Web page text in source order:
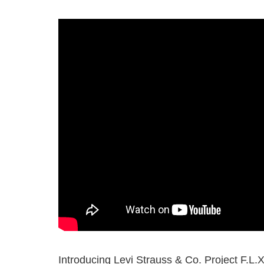
Introducing Levi Strauss & Co. Project